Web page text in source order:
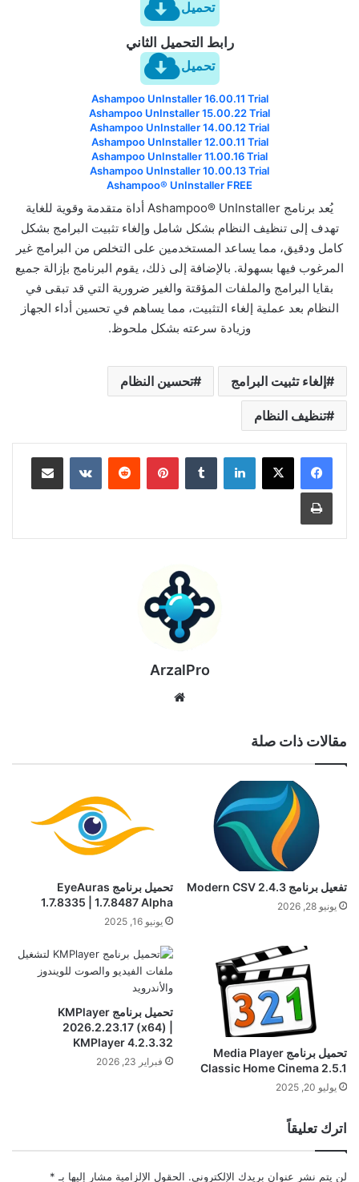
تحميل
رابط التحميل الثاني
تحميل
Ashampoo UnInstaller 16.00.11 Trial
Ashampoo UnInstaller 15.00.22 Trial
Ashampoo UnInstaller 14.00.12 Trial
Ashampoo UnInstaller 12.00.11 Trial
Ashampoo UnInstaller 11.00.16 Trial
Ashampoo UnInstaller 10.00.13 Trial
Ashampoo® UnInstaller FREE
يُعد برنامج Ashampoo® UnInstaller أداة متقدمة وقوية للغاية
تهدف إلى تنظيف النظام بشكل شامل وإلغاء تثبيت البرامج بشكل
كامل ودقيق، مما يساعد المستخدمين على التخلص من البرامج غير
المرغوب فيها بسهولة. بالإضافة إلى ذلك، يقوم البرنامج بإزالة جميع
بقايا البرامج والملفات المؤقتة والغير ضرورية التي قد تبقى في
النظام بعد عملية إلغاء التثبيت، مما يساهم في تحسين أداء الجهاز
وزيادة سرعته بشكل ملحوظ.
إلغاء تثبيت البرامج تحسين النظام
تنظيف النظام
لينكدإن بينتيريست مشاركة عبر البريد
طباعة
ArzalPro
مقالات ذات صلة
تفعيل برنامج Modern CSV 2.4.3
يونيو 28, 2026
تحميل برنامج EyeAuras
1.7.8335 | 1.7.8487 Alpha
يونيو 16, 2025
تحميل برنامج Media Player
Classic Home Cinema 2.5.1
يوليو 20, 2025
تحميل برنامج KMPlayer
2026.2.23.17 (x64) |
KMPlayer 4.2.3.32
فبراير 23, 2026
اترك تعليقاً
لن يتم نشر عنوان بريدك الإلكتروني. الحقول الإلزامية مشار إليها بـ *